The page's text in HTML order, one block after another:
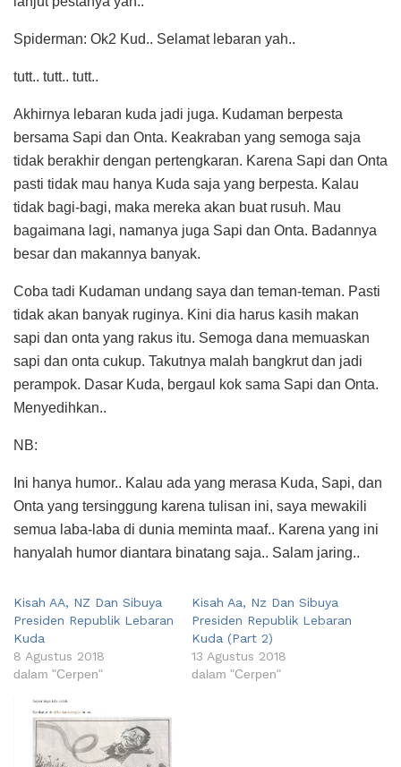
Spiderman: Ok2 Kud.. Selamat lebaran yah..
tutt.. tutt.. tutt..
Akhirnya lebaran kuda jadi juga. Kudaman berpesta
bersama Sapi dan Onta. Keakraban yang semoga saja
tidak berakhir dengan pertengkaran. Karena Sapi dan Onta
pasti tidak mau hanya Kuda saja yang berpesta. Kalau
tidak bagi-bagi, maka mereka akan buat rusuh. Mau
bagaimana lagi, namanya juga Sapi dan Onta. Badannya
besar dan makannya banyak.
Coba tadi Kudaman undang saya dan teman-teman. Pasti
tidak akan banyak ruginya. Kini dia harus kasih makan
sapi dan onta yang rakus itu. Semoga dana memuaskan
sapi dan onta cukup. Takutnya malah bangkrut dan jadi
perampok. Dasar Kuda, bergaul kok sama Sapi dan Onta.
Menyedihkan..
NB:
Ini hanya humor.. Kalau ada yang merasa Kuda, Sapi, dan
Onta yang tersinggung karena tulisan ini, saya mewakili
semua laba-laba di dunia meminta maaf.. Karena yang ini
hanyalah humor diantara binatang saja.. Salam jaring..
Kisah AA, NZ Dan Sibuya
Presiden Republik Lebaran
Kuda
8 Agustus 2018
dalam "Cerpen"
Kisah Aa, Nz Dan Sibuya
Presiden Republik Lebaran
Kuda (Part 2)
13 Agustus 2018
dalam "Cerpen"